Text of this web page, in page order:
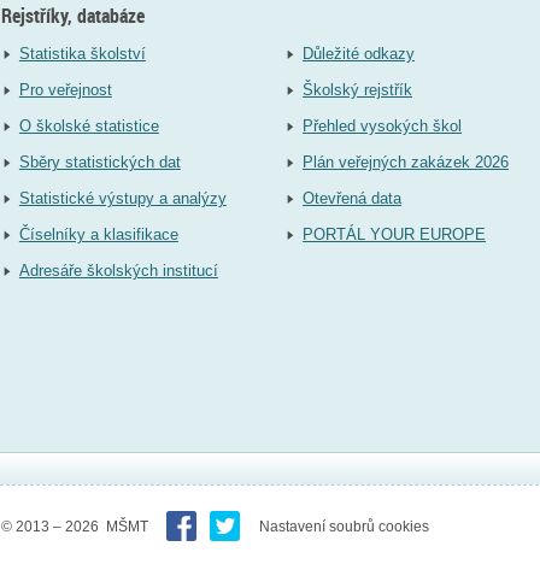
Rejstříky, databáze
Statistika školství
Pro veřejnost
O školské statistice
Sběry statistických dat
Statistické výstupy a analýzy
Číselníky a klasifikace
Adresáře školských institucí
Důležité odkazy
Školský rejstřík
Přehled vysokých škol
Plán veřejných zakázek 2026
Otevřená data
PORTÁL YOUR EUROPE
© 2013 – 2026 MŠMT Nastavení soubrů cookies